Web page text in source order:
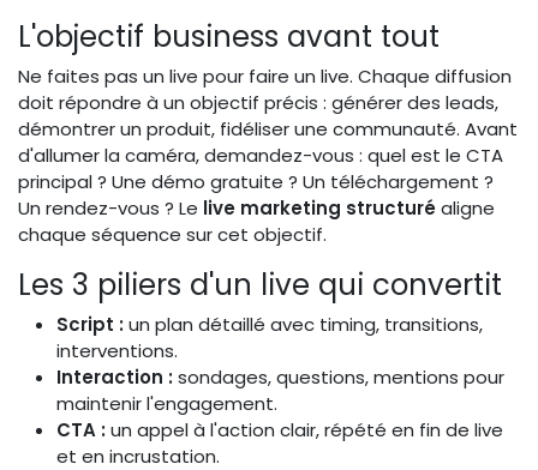
L'objectif business avant tout
Ne faites pas un live pour faire un live. Chaque diffusion
doit répondre à un objectif précis : générer des leads,
démontrer un produit, fidéliser une communauté. Avant
d'allumer la caméra, demandez-vous : quel est le CTA
principal ? Une démo gratuite ? Un téléchargement ?
Un rendez-vous ? Le live marketing structuréaligne
chaque séquence sur cet objectif.
Les 3 piliers d'un live qui convertit
Script :un plan détaillé avec timing, transitions,
interventions.
Interaction :sondages, questions, mentions pour
maintenir l'engagement.
CTA :un appel à l'action clair, répété en fin de live
et en incrustation.